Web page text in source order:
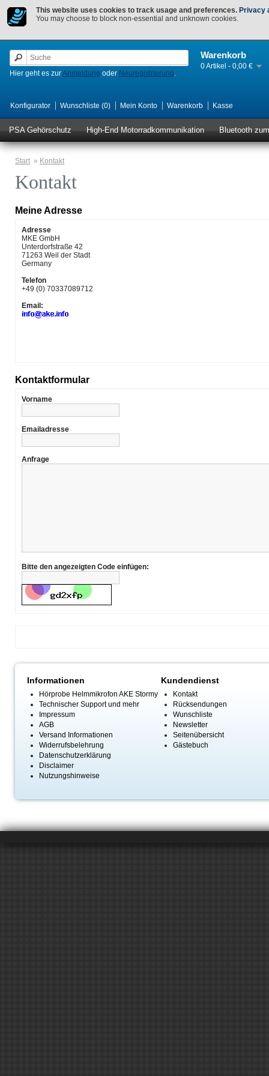
This website uses cookies to track usage and preferences. Privacy
You may choose to block non-essential and unknown cookies.
Warenkorb
0 Artikel - 0,00 €
Hier geht es zurAnmeldung oder Neuregistrierung.
Konfigurator Wunschliste (0) Mein Konto Warenkorb Kasse
PSA Gehörschutz High-End Motorradkommunikation Bluetooth
Start » Kontakt
Kontakt
Meine Adresse
Adresse
MKE GmbH
Unterdorfstraße 42
71263 Weil der Stadt
Germany
Telefon
+49 (0) 70337089712
Email:
Kontaktformular
Vorname
Emailadresse
Anfrage
Bitte den angezeigten Code einfügen:
Informationen
Hörprobe Helmmikrofon AKE Stormy
Technischer Support und mehr
Impressum
AGB
Versand Informationen
Widerrufsbelehrung
Datenschutzerklärung
Disclaimer
Nutzungshinweise
Kundendienst
Kontakt
Rücksendungen
Wunschliste
Newsletter
Seitenübersicht
Gästebuch